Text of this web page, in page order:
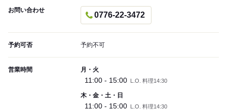
お問い合わせ
0776-22-3472
予約可否 予約不可
営業時間 月・火
11:00 - 15:00 L.O. 料理14:30
木・金・土・日
11:00 - 15:00 L.O. 料理14:30